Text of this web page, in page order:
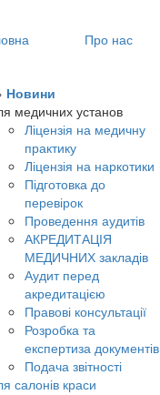
Про нас
Новини
медичних установ
Ліцензія на медичну
практику
Ліцензія на наркотики
Підготовка до
перевірок
Проведення аудитів
АКРЕДИТАЦІЯ
МЕДИЧНИХ закладів
Аудит перед
акредитацією
Правові консультації
Розробка та
експертиза документів
Подача звітності
салонів краси